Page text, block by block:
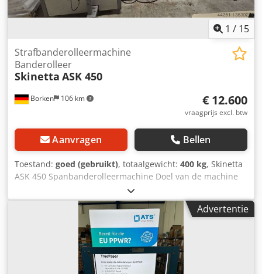
1 / 15
Borken 106 km
Strafbanderolleermachine
Banderolleer
Skinetta ASK 450
€ 12.600
vraagprijs excl. btw
Aanvragen Bellen
Toestand: goed (gebruikt), totaalgewicht: 400 kg, Skinetta
ASK 450 Spanbanderolleermachine Doel van de machine
Dodpfxsp U T Ifj Agtjkr De strakke banderolleermachines
uit de SKINETTA serie worden gebruikt om afzonderlijke
producten of meerdere afzonderlijke producten strak te
banderolleren (wikkelen) met polyethyleenfolie. In
tegenstelling tot krimpmachines wordt de wikkelfolie strak
om de verpakking getrokken voor het sealen. Dit strak
trekken is het belangrijkste voordeel van het proces. Het
Advertentie